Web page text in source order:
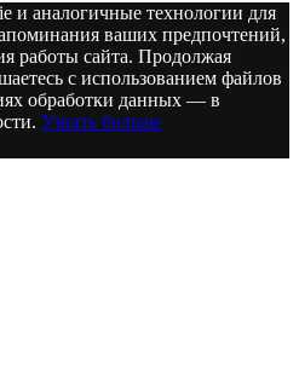
и аналогичные технологии для
ваших предпочтений,
работы сайта. Продолжая
с использованием файлов
обработки данных — в
Узнать больше